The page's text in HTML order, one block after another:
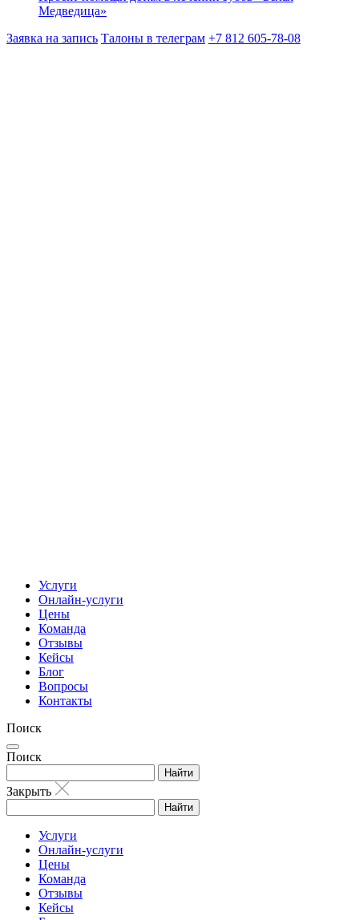
Медведица»
Заявка на запись Талоны в телеграм +7 812 605-78-08
Услуги
Онлайн-услуги
Цены
Команда
Отзывы
Кейсы
Блог
Вопросы
Контакты
Поиск
Поиск
Найти
Закрыть
Найти
Услуги
Онлайн-услуги
Цены
Команда
Отзывы
Кейсы